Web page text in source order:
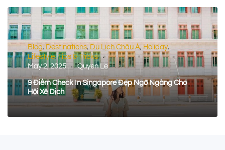
Blog,Destinations, Du Lịch Châu Á, Holiday,
Lifestyle,Tips & Tricks
May 2, 2025
Quyen Le
9 Điểm Check In Singapore Đẹp Ngỡ Ngàng Cho
Hội Xê Dịch